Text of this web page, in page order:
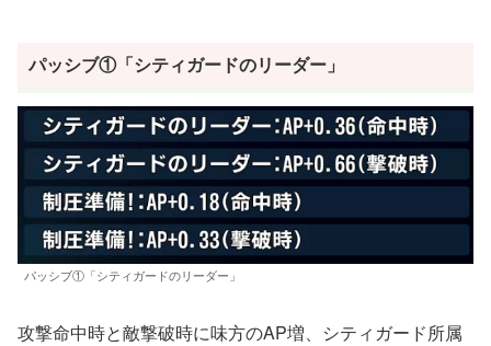
パッシブ①「シティガードのリーダー」
パッシブ①「シティガードのリーダー」
攻撃命中時と敵撃破時に味方のAP増、シティガード所属